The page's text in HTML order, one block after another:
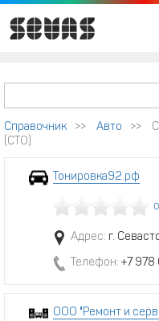
Справочник >> Авто >>
(СТО)
Тонировка92.рф
Адрес: г.
Телефон: +7
ООО "Ремонт и